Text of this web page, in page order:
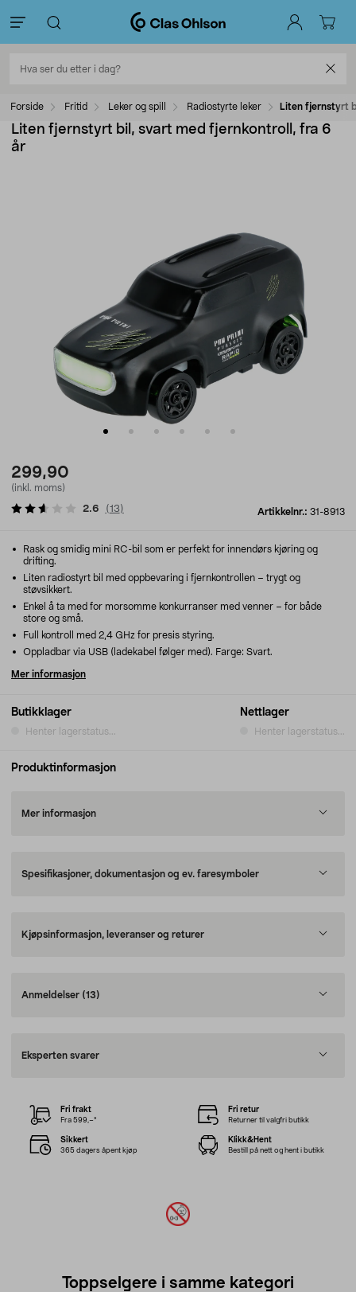
Forside Fritid Leker og spill Radiostyrte leker Liten fjernstyrt
Liten fjernstyrt bil, svart med fjernkontroll, fra 6
år
299,90
(inkl. moms)
Artikkelnr.: 31-8913
2.6 (13)
Butikklager
Henter lagerstatus...
Nettlager
Henter lagerstatus...
Rask og smidig mini RC-bil som er perfekt for innendørs kjøring og
drifting.
Liten radiostyrt bil med oppbevaring i fjernkontrollen – trygt og
støvsikkert.
Enkel å ta med for morsomme konkurranser med venner – for både
store og små.
Full kontroll med 2,4 GHz for presis styring.
Oppladbar via USB (ladekabel følger med). Farge: Svart.
Mer informasjon
Produktinformasjon
Mer informasjon
Spesifikasjoner, dokumentasjon og ev. faresymboler
Kjøpsinformasjon, leveranser og returer
Anmeldelser (13)
Eksperten svarer
Fri frakt
Fra 599,–*
Fri retur
Returner til valgfri butikk
Sikkert
365 dagers åpent kjøp
Klikk&Hent
Bestill på nett og hent i butikk
Toppselgere i samme kategori